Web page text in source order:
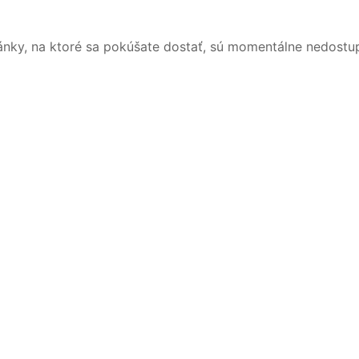
na ktoré sa pokúšate dostať, sú momentálne